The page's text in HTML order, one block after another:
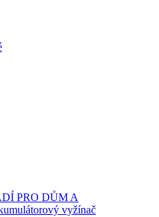
PRO DŮM A
vyžínač